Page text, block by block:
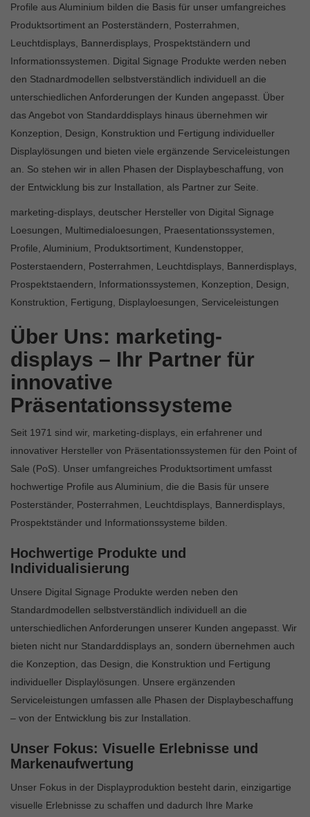
Profile aus Aluminium bilden die Basis für unser umfangreiches
Produktsortiment an Posterständern, Posterrahmen,
Leuchtdisplays, Bannerdisplays, Prospektständern und
Informationssystemen. Digital Signage Produkte werden neben
den Stadnardmodellen selbstverständlich individuell an die
unterschiedlichen Anforderungen der Kunden angepasst. Über
das Angebot von Standarddisplays hinaus übernehmen wir
Konzeption, Design, Konstruktion und Fertigung individueller
Displaylösungen und bieten viele ergänzende Serviceleistungen
an. So stehen wir in allen Phasen der Displaybeschaffung, von
der Entwicklung bis zur Installation, als Partner zur Seite.
marketing-displays, deutscher Hersteller von Digital Signage
Loesungen, Multimedialoesungen, Praesentationssystemen,
Profile, Aluminium, Produktsortiment, Kundenstopper,
Posterstaendern, Posterrahmen, Leuchtdisplays, Bannerdisplays,
Prospektstaendern, Informationssystemen, Konzeption, Design,
Konstruktion, Fertigung, Displayloesungen, Serviceleistungen
Über Uns: marketing-
displays – Ihr Partner für
innovative
Präsentationssysteme
Seit 1971 sind wir, marketing-displays, ein erfahrener und
innovativer Hersteller von Präsentationssystemen für den Point of
Sale (PoS). Unser umfangreiches Produktsortiment umfasst
hochwertige Profile aus Aluminium, die die Basis für unsere
Posterständer, Posterrahmen, Leuchtdisplays, Bannerdisplays,
Prospektständer und Informationssysteme bilden.
Hochwertige Produkte und
Individualisierung
Unsere Digital Signage Produkte werden neben den
Standardmodellen selbstverständlich individuell an die
unterschiedlichen Anforderungen unserer Kunden angepasst. Wir
bieten nicht nur Standarddisplays an, sondern übernehmen auch
die Konzeption, das Design, die Konstruktion und Fertigung
individueller Displaylösungen. Unsere ergänzenden
Serviceleistungen umfassen alle Phasen der Displaybeschaffung
– von der Entwicklung bis zur Installation.
Unser Fokus: Visuelle Erlebnisse und
Markenaufwertung
Unser Fokus in der Displayproduktion besteht darin, einzigartige
visuelle Erlebnisse zu schaffen und dadurch Ihre Marke